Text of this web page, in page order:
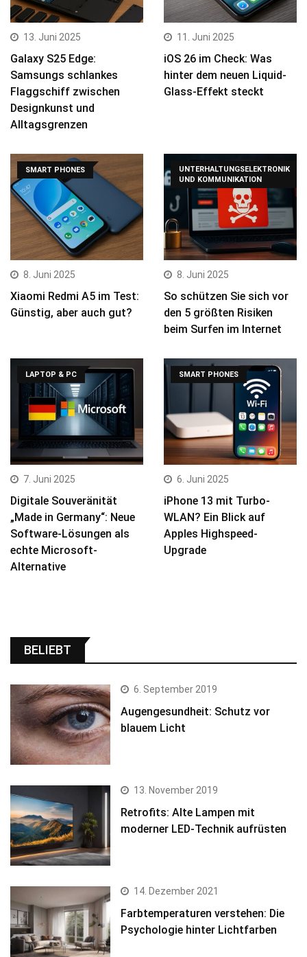
13. Juni 2025
Galaxy S25 Edge:
Samsungs schlankes
Flaggschiff zwischen
Designkunst und
Alltagsgrenzen
11. Juni 2025
iOS 26 im Check: Was
hinter dem neuen Liquid-
Glass-Effekt steckt
SMART PHONES
8. Juni 2025
Xiaomi Redmi A5 im Test:
Günstig, aber auch gut?
UNTERHALTUNGSELEKTRONIK
UND KOMMUNIKATION
8. Juni 2025
So schützen Sie sich vor
den 5 größten Risiken
beim Surfen im Internet
LAPTOP & PC
7. Juni 2025
Digitale Souveränität
„Made in Germany“: Neue
Software-Lösungen als
echte Microsoft-
Alternative
SMART PHONES
6. Juni 2025
iPhone 13 mit Turbo-
WLAN? Ein Blick auf
Apples Highspeed-
Upgrade
BELIEBT
6. September 2019
Augengesundheit: Schutz vor
blauem Licht
13. November 2019
Retrofits: Alte Lampen mit
moderner LED-Technik aufrüsten
14. Dezember 2021
Farbtemperaturen verstehen: Die
Psychologie hinter Lichtfarben